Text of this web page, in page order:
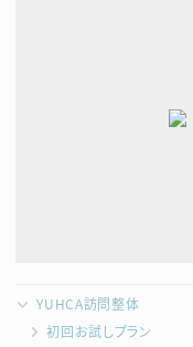
YUHCA訪問整体
初回お試しプラン